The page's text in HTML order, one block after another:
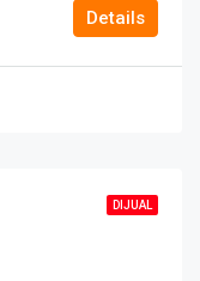
Details
DIJUAL